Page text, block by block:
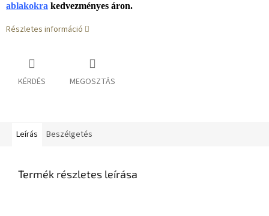
ablakokra kedvezményes áron.
Részletes információ
KÉRDÉS MEGOSZTÁS
Leírás Beszélgetés
Termék részletes leírása